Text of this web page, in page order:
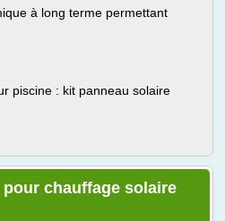
à long terme permettant
piscine : kit panneau solaire
chauffage solaire